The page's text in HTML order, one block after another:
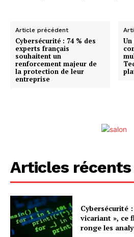
Article précédent
Cybersécurité : 74 % des
experts français
souhaitent un
renforcement majeur de
la protection de leur
entreprise
Articles récents
Cybersécurité
vicariant », ce
ronge les